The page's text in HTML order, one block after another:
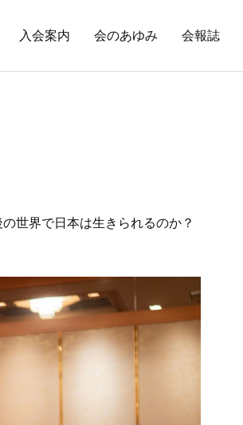
入会案内 会のあゆみ 会報誌
世界で日本は生きられるのか？